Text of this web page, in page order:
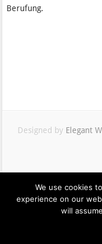
Berufung.
Designed by Elegant
We use cookies
experience on our
will